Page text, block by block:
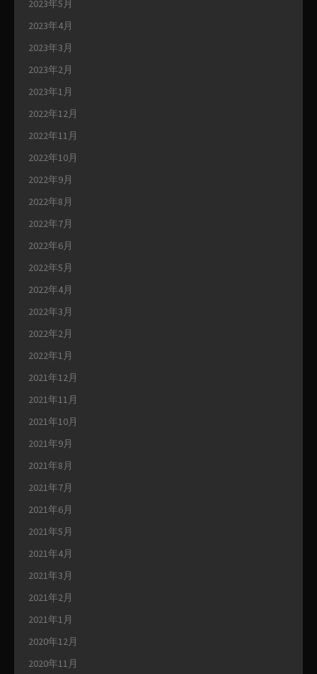
2023年5月
2023年4月
2023年3月
2023年2月
2023年1月
2022年12月
2022年11月
2022年10月
2022年9月
2022年8月
2022年7月
2022年6月
2022年5月
2022年4月
2022年3月
2022年2月
2022年1月
2021年12月
2021年11月
2021年10月
2021年9月
2021年8月
2021年7月
2021年6月
2021年5月
2021年4月
2021年3月
2021年2月
2021年1月
2020年12月
2020年11月